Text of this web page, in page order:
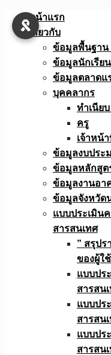
Skip
หน้าแรก
เกี่ยวกับ
ข้อมูลพื้นฐาน
ข้อมูลนักเรียน
ข้อมูลตลาดแ
บุคคลากร
ทำเนีย
ครู
เจ้าหน้
ข้อมูลงบประ
ข้อมูลหลักสูต
ข้อมูลงานอา
ข้อมูลจังหวัด
แบบประเมิน
สารสนเทศ
” สรุปร
ของผู้ใ
แบบปร
สารสน
แบบปร
สารสน
แบบปร
สารสน